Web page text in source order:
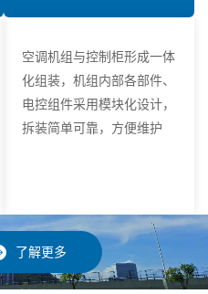
空调机组与控制柜形成一体
化组装，机组内部各部件、
电控组件采用模块化设计，
拆装简单可靠，方便维护
了解更多